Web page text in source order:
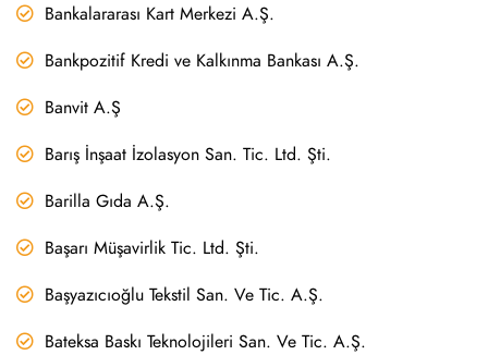
Bankalararası Kart Merkezi A.Ş.
Bankpozitif Kredi ve Kalkınma Bankası A.Ş.
Banvit A.Ş
Barış İnşaat İzolasyon San. Tic. Ltd. Şti.
Barilla Gıda A.Ş.
Başarı Müşavirlik Tic. Ltd. Şti.
Başyazıcıoğlu Tekstil San. Ve Tic. A.Ş.
Bateksa Baskı Teknolojileri San. Ve Tic. A.Ş.